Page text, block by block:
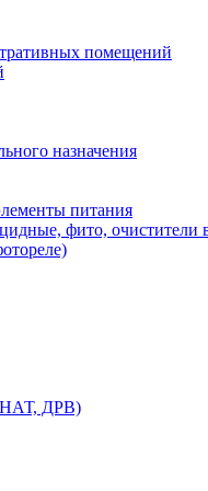
помещений
назначения
питания
фито, очистители
ДРВ)